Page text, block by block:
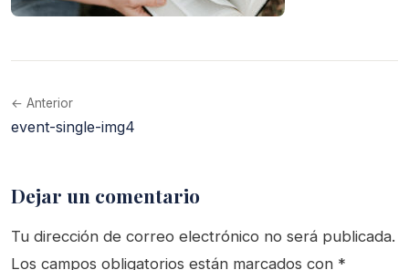
← Anterior
event-single-img4
Dejar un comentario
Tu dirección de correo electrónico no será publicada.
Los campos obligatorios están marcados con *